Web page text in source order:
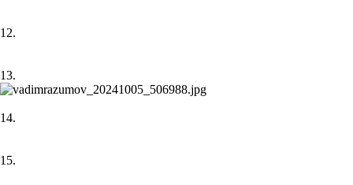
12.
13.
14.
15.